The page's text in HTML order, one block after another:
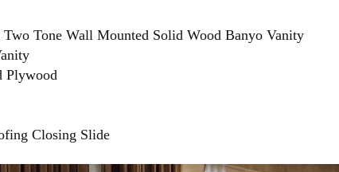
Two Tone Wall Mounted Solid Wood Banyo Vanity
Plywood
Closing Slide